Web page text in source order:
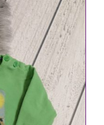
DETAILS